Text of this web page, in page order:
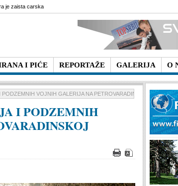
I PIĆE REPORTAŽE GALERIJA O
je zaista carska
PODZEMNIH VOJNIH GALERIJA NA PETROVARADINSKOJ TVRĐAVI
I PODZEMNIH